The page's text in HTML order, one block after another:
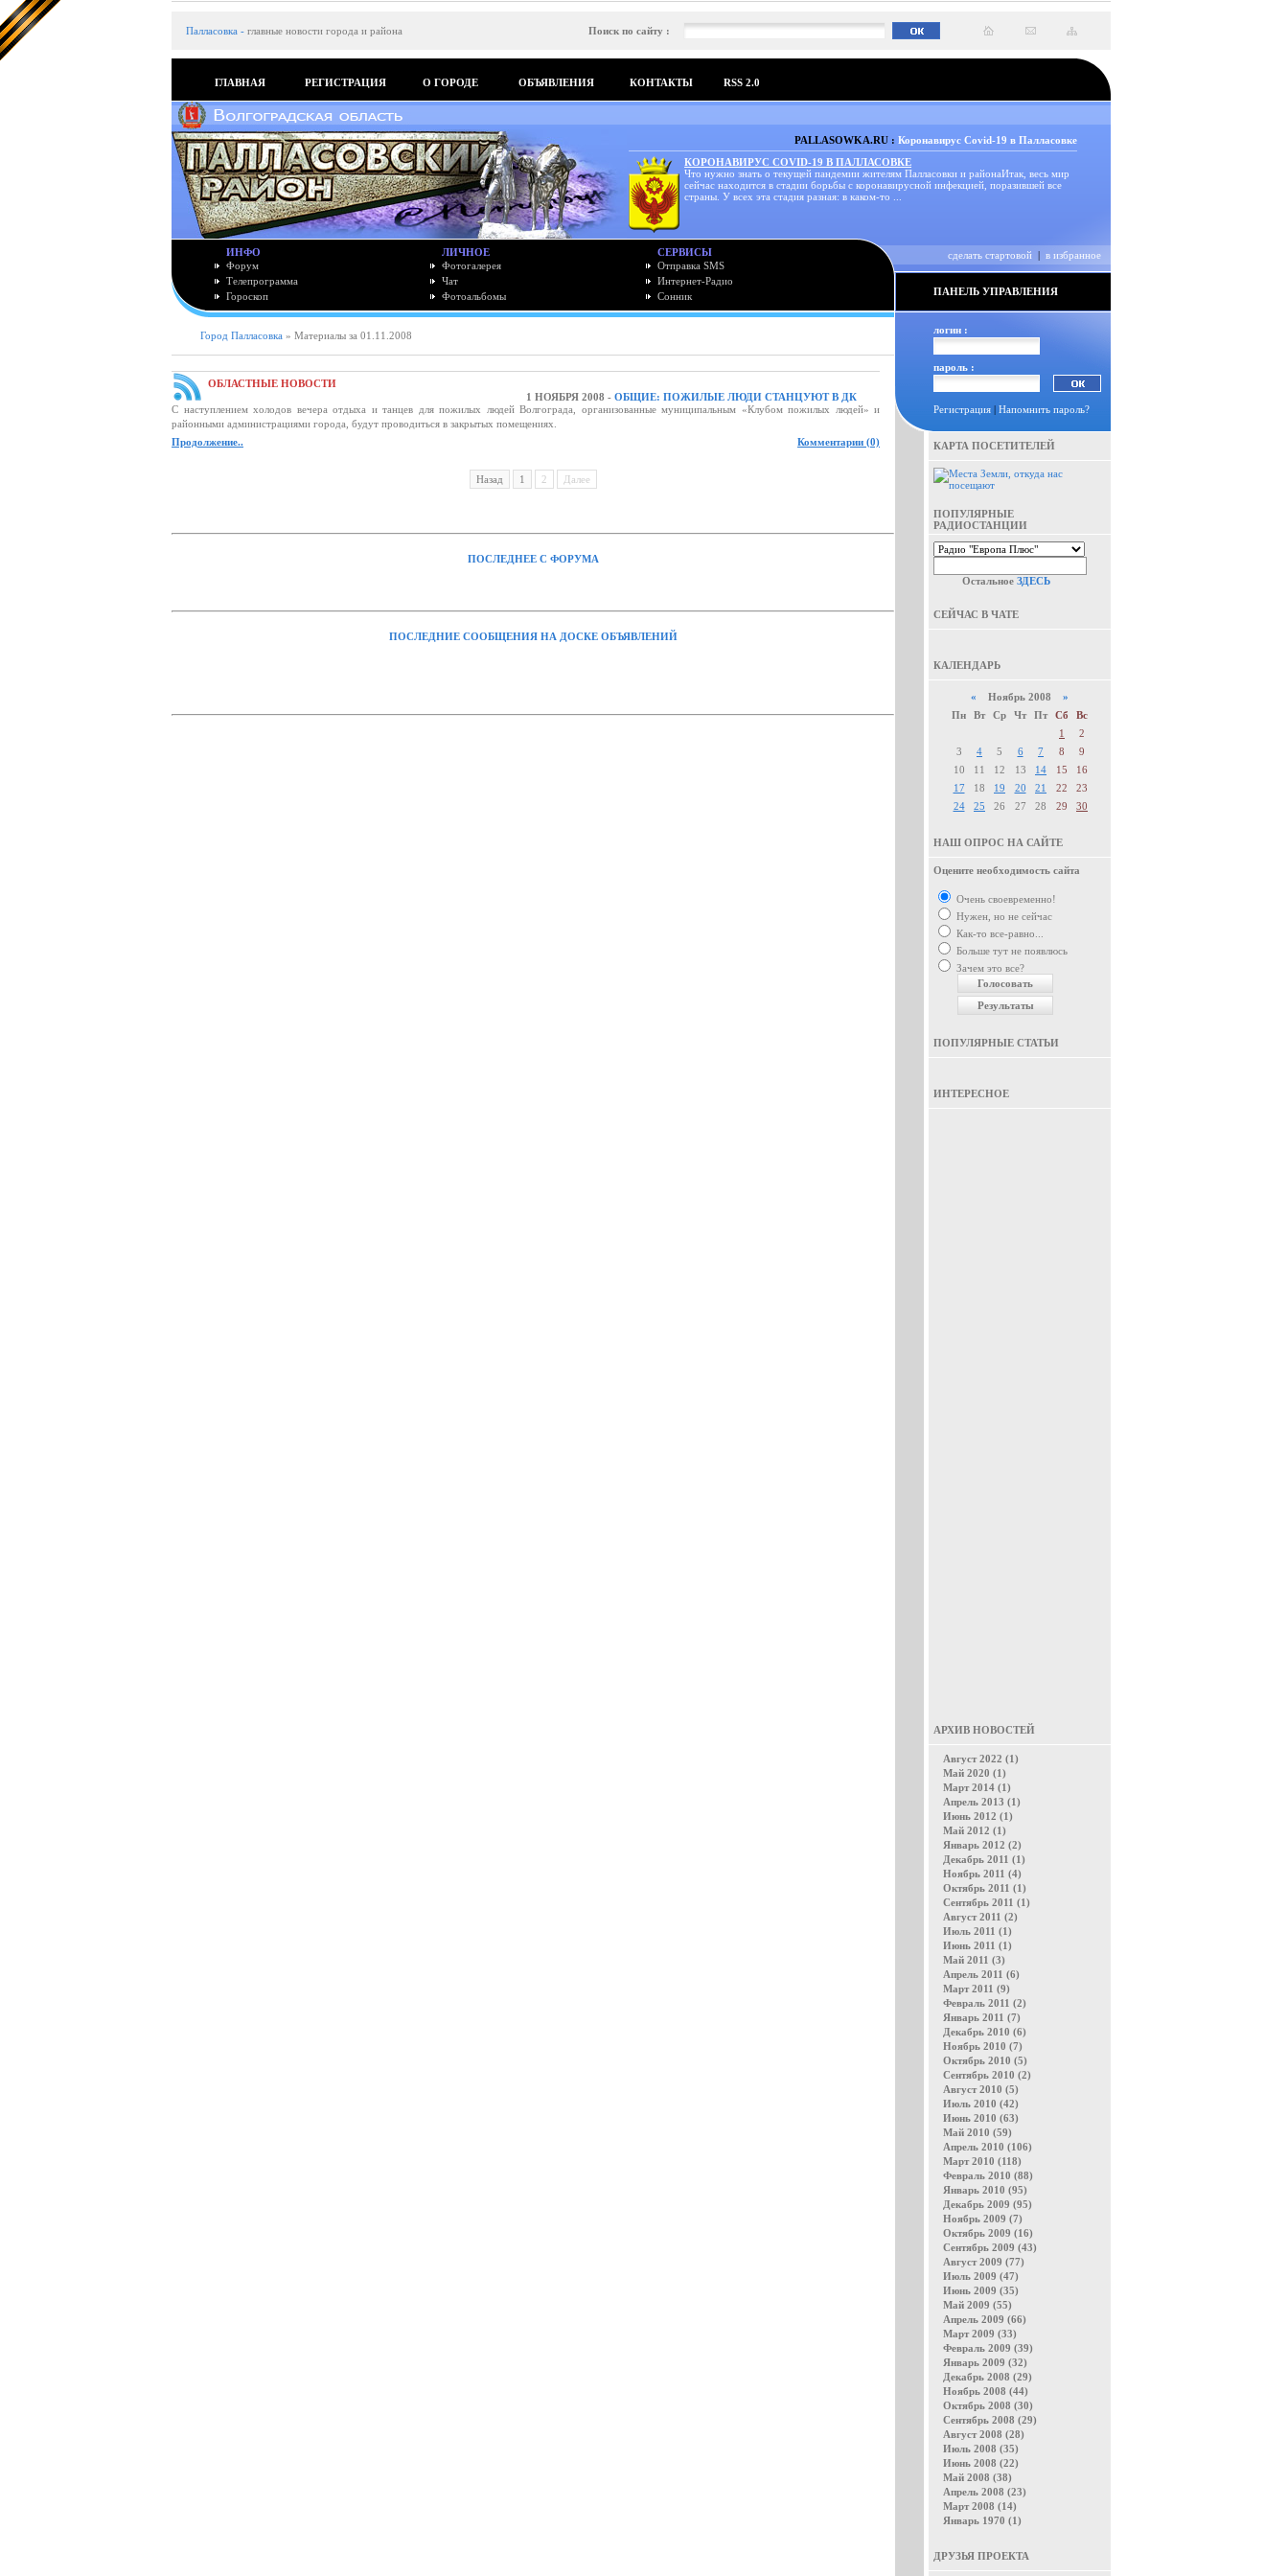
Палласовка - главные новости города и района Поиск по сайту :
ГЛАВНАЯ РЕГИСТРАЦИЯ О ГОРОДЕ ОБЪЯВЛЕНИЯ КОНТАКТЫ RSS 2.0
PALLASOWKA.RU : Коронавирус Covid-19 в Палласовке
КОРОНАВИРУС COVID-19 В ПАЛЛАСОВКЕ
Что нужно знать о текущей пандемии жителям Палласовки и районаИтак, весь мир
сейчас находится в стадии борьбы с коронавирусной инфекцией, поразившей все
страны. У всех эта стадия разная: в каком-то ...
ИНФО
Форум
Телепрограмма
Гороскоп
ЛИЧНОЕ
Фотогалерея
Чат
Фотоальбомы
СЕРВИСЫ
Отправка SMS
Интернет-Радио
Сонник
сделать стартовой | в избранное
ПАНЕЛЬ УПРАВЛЕНИЯ
Город Палласовка » Материалы за 01.11.2008
ОБЛАСТНЫЕ НОВОСТИ
1 НОЯБРЯ 2008 - ОБЩИЕ: ПОЖИЛЫЕ ЛЮДИ СТАНЦУЮТ В ДК
С наступлением холодов вечера отдыха и танцев для пожилых людей Волгограда, организованные муниципальным «Клубом пожилых людей» и
районными администрациями города, будут проводиться в закрытых помещениях.
Продолжение..
Комментарии (0)
Назад 1 2 Далее
ПОСЛЕДНЕЕ С ФОРУМА
ПОСЛЕДНИЕ СООБЩЕНИЯ НА ДОСКЕ ОБЪЯВЛЕНИЙ
логин :
пароль :
Регистрация | Напомнить пароль?
КАРТА ПОСЕТИТЕЛЕЙ
ПОПУЛЯРНЫЕ
РАДИОСТАНЦИИ
Остальное ЗДЕСЬ
СЕЙЧАС В ЧАТЕ
КАЛЕНДАРЬ
« Ноябрь 2008 »
Пн
Вт Ср Чт Пт Сб
Вс
1
2
3
4 5 6 7 8
9
10
11 12 13 14 15
16
17
18 19 20 21 22
23
24
25 26 27 28 29 30
НАШ ОПРОС НА САЙТЕ
Оцените необходимость сайта
Очень своевременно!
Нужен, но не сейчас
Как-то все-равно...
Больше тут не появлюсь
Зачем это все?
ПОПУЛЯРНЫЕ СТАТЬИ
ИНТЕРЕСНОЕ
АРХИВ НОВОСТЕЙ
Август 2022 (1)
Май 2020 (1)
Март 2014 (1)
Апрель 2013 (1)
Июнь 2012 (1)
Май 2012 (1)
Январь 2012 (2)
Декабрь 2011 (1)
Ноябрь 2011 (4)
Октябрь 2011 (1)
Сентябрь 2011 (1)
Август 2011 (2)
Июль 2011 (1)
Июнь 2011 (1)
Май 2011 (3)
Апрель 2011 (6)
Март 2011 (9)
Февраль 2011 (2)
Январь 2011 (7)
Декабрь 2010 (6)
Ноябрь 2010 (7)
Октябрь 2010 (5)
Сентябрь 2010 (2)
Август 2010 (5)
Июль 2010 (42)
Июнь 2010 (63)
Май 2010 (59)
Апрель 2010 (106)
Март 2010 (118)
Февраль 2010 (88)
Январь 2010 (95)
Декабрь 2009 (95)
Ноябрь 2009 (7)
Октябрь 2009 (16)
Сентябрь 2009 (43)
Август 2009 (77)
Июль 2009 (47)
Июнь 2009 (35)
Май 2009 (55)
Апрель 2009 (66)
Март 2009 (33)
Февраль 2009 (39)
Январь 2009 (32)
Декабрь 2008 (29)
Ноябрь 2008 (44)
Октябрь 2008 (30)
Сентябрь 2008 (29)
Август 2008 (28)
Июль 2008 (35)
Июнь 2008 (22)
Май 2008 (38)
Апрель 2008 (23)
Март 2008 (14)
Январь 1970 (1)
ДРУЗЬЯ ПРОЕКТА